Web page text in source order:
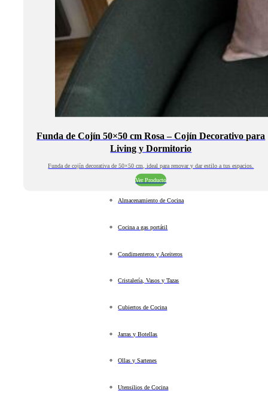
Funda de Cojín 50×50 cm Rosa – Cojín Decorativo para
Living y Dormitorio
Funda de cojín decorativa de 50×50 cm, ideal para renovar y dar estilo a tus espacios.
Ver Producto
Almacenamiento de Cocina
Cocina a gas portátil
Condimenteros y Aceiteros
Cristalería, Vasos y Tazas
Cubiertos de Cocina
Jarras y Botellas
Ollas y Sartenes
Utensilios de Cocina